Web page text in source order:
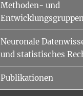
Methoden- und
Neuronale
und statistisches
Publikationen